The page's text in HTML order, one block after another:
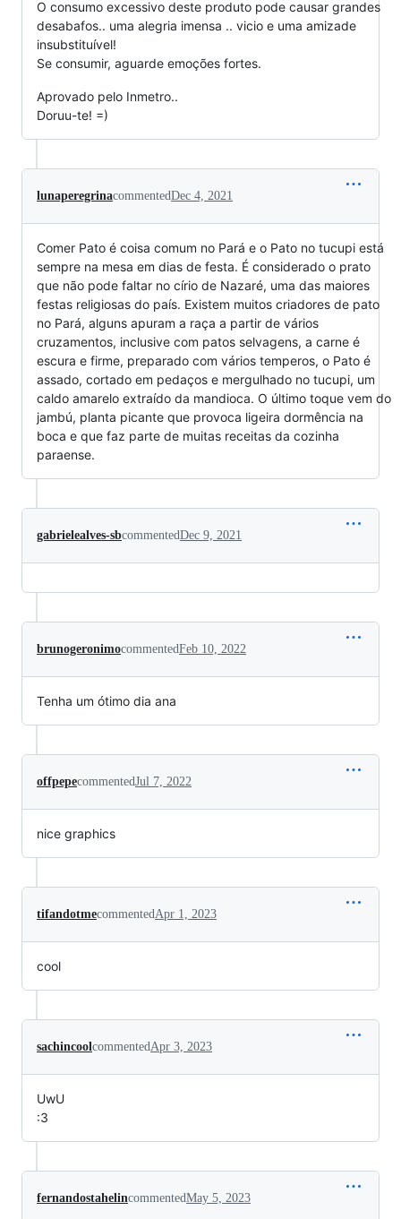
O consumo excessivo deste produto pode causar grandes
desabafos.. uma alegria imensa .. vicio e uma amizade
insubstituível!
Se consumir, aguarde emoções fortes.
Aprovado pelo Inmetro..
Doruu-te! =)
lunaperegrinacommentedDec 4, 2021
Comer Pato é coisa comum no Pará e o Pato no tucupi está
sempre na mesa em dias de festa. É considerado o prato
que não pode faltar no círio de Nazaré, uma das maiores
festas religiosas do país. Existem muitos criadores de pato
no Pará, alguns apuram a raça a partir de vários
cruzamentos, inclusive com patos selvagens, a carne é
escura e firme, preparado com vários temperos, o Pato é
assado, cortado em pedaços e mergulhado no tucupi, um
caldo amarelo extraído da mandioca. O último toque vem do
jambú, planta picante que provoca ligeira dormência na
boca e que faz parte de muitas receitas da cozinha
paraense.
gabrielealves-sbcommentedDec 9, 2021
brunogeronimocommentedFeb 10, 2022
Tenha um ótimo dia ana
offpepecommentedJul 7, 2022
nice graphics
tifandotmecommentedApr 1, 2023
cool
sachincoolcommentedApr 3, 2023
UwU
:3
fernandostahelincommentedMay 5, 2023